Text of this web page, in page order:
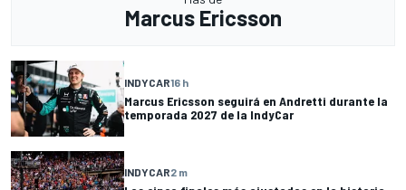
Marcus Ericsson
INDYCAR16 h
Marcus Ericsson seguirá en Andretti durante la
temporada 2027 de la IndyCar
INDYCAR2 m